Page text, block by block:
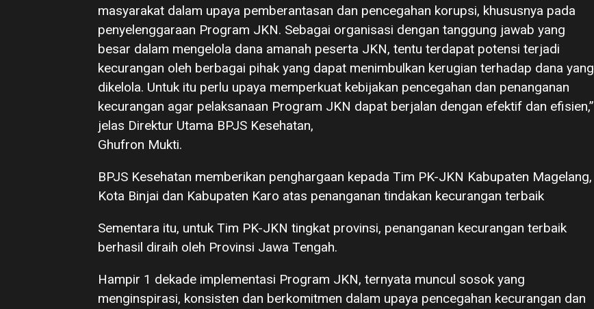
masyarakat dalam upaya pemberantasan dan pencegahan korupsi, khususnya pada
penyelenggaraan Program JKN. Sebagai organisasi dengan tanggung jawab yang
besar dalam mengelola dana amanah peserta JKN, tentu terdapat potensi terjadi
kecurangan oleh berbagai pihak yang dapat menimbulkan kerugian terhadap dana yang
dikelola. Untuk itu perlu upaya memperkuat kebijakan pencegahan dan penanganan
kecurangan agar pelaksanaan Program JKN dapat berjalan dengan efektif dan efisien,”
jelas Direktur Utama BPJS Kesehatan,
Ghufron Mukti.
BPJS Kesehatan memberikan penghargaan kepada Tim PK-JKN Kabupaten Magelang,
Kota Binjai dan Kabupaten Karo atas penanganan tindakan kecurangan terbaik
Sementara itu, untuk Tim PK-JKN tingkat provinsi, penanganan kecurangan terbaik
berhasil diraih oleh Provinsi Jawa Tengah.
Hampir 1 dekade implementasi Program JKN, ternyata muncul sosok yang
menginspirasi, konsisten dan berkomitmen dalam upaya pencegahan kecurangan dan